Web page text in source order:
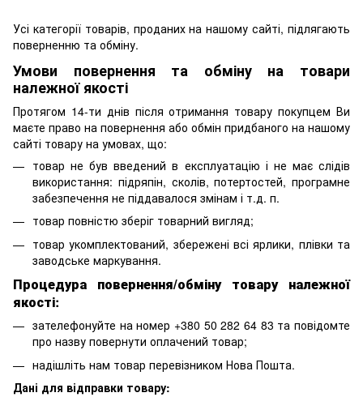
Усі категорії товарів, проданих на нашому сайті, підлягають
поверненню та обміну.
Умови повернення та обміну на товари
належної якості
Протягом 14-ти днів після отримання товару покупцем Ви
маєте право на повернення або обмін придбаного на нашому
сайті товару на умовах, що:
товар не був введений в експлуатацію і не має слідів
використання: підряпін, сколів, потертостей, програмне
забезпечення не піддавалося змінам і т.д. п.
товар повністю зберіг товарний вигляд;
товар укомплектований, збережені всі ярлики, плівки та
заводське маркування.
Процедура повернення/обміну товару належної
якості:
зателефонуйте на номер +380 50 282 64 83 та повідомте
про назву повернути оплачений товар;
надішліть нам товар перевізником Нова Пошта.
Дані для відправки товару: